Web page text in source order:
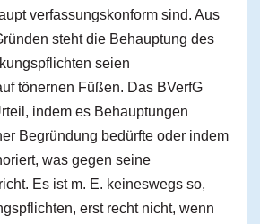
verfassungskonform sind. Aus
steht die Behauptung des
seien
tönernen Füßen. Das BVerfG
indem es Behauptungen
Begründung bedürfte oder indem
was gegen seine
Es ist m. E. keineswegs so,
erst recht nicht, wenn